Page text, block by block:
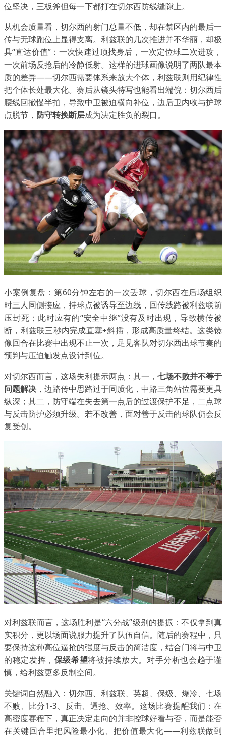
位坚决，三板斧但每一下都打在切尔西防线缝隙上。
从机会质量看，切尔西的射门总量不低，却在禁区内的最后一
传与无球跑位上显得支离。利兹联的几次推进并不华丽，却极
具“直达价值”：一次快速过顶找身后，一次定位球二次进攻，
一次前场反抢后的冷静低射。这样的进球画像说明了两队最本
质的差异——切尔西需要体系来放大个体，利兹联则用纪律性
把个体长处最大化。赛后从镜头特写也能看出端倪：切尔西后
腰线回撤慢半拍，导致中卫被迫横向补位，边后卫内收与护球
点脱节， 防守转换断层成为决定胜负的裂口。
小案例复盘：第60分钟左右的一次丢球，切尔西在后场组织
时三人同侧接应，持球点被诱导至边线，回传线路被利兹联前
压封死；此时应有的“安全中继”没有及时出现，导致横传被
断，利兹联三秒内完成直塞+斜插，形成高质量终结。这类镜
像回合在比赛中出现不止一次，足见客队对切尔西出球节奏的
预判与压迫触发点设计到位。
对切尔西而言，这场失利提示两点：其一， 七场不败并不等于
问题解决 ，边路传中思路过于同质化，中路三角站位需要更具
纵深；其二，防守端在失去第一点后的过渡保护不足，二点球
与反击防护必须升级。若不改善，面对善于反击的球队仍会反
复受创。
对利兹联而言，这场胜利是“六分战”级别的提振：不仅拿到真
实积分，更以场面说服力提升了队伍自信。随后的赛程中，只
要保持这种高位逼抢的强度与反击的简洁度，结合门将与中卫
的稳定发挥， 保级希望将被持续放大。对手分析也会趋于谨
慎，给利兹更多反制空间。
关键词自然融入：切尔西、利兹联、英超、保级、爆冷、七场
不败、比分1-3、反击、逼抢、效率。这场比赛提醒我们：在
高密度赛程下，真正决定走向的并非控球好看与否，而是能否
在关键回合里把风险最小化、把价值最大化——利兹联做到